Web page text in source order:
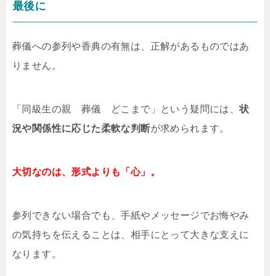
最後に
葬儀への参列や香典の有無は、正解があるものではあ
りません。
「同級生の親 葬儀 どこまで」という疑問には、状
況や関係性に応じた柔軟な判断が求められます。
大切なのは、形式よりも「心」。
参列できない場合でも、手紙やメッセージでお悔やみ
の気持ちを伝えることは、相手にとって大きな支えに
なります。